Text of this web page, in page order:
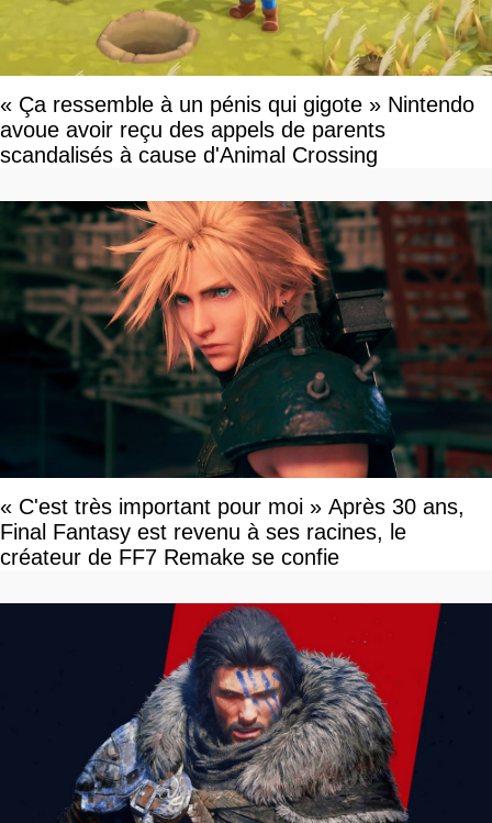
« Ça ressemble à un pénis qui gigote » Nintendo
avoue avoir reçu des appels de parents
scandalisés à cause d'Animal Crossing
« C'est très important pour moi » Après 30 ans,
Final Fantasy est revenu à ses racines, le
créateur de FF7 Remake se confie